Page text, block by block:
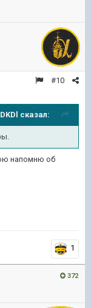
#10
сказал:
напомню об
1
372